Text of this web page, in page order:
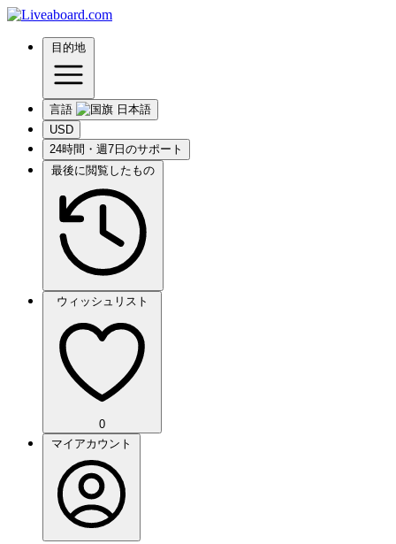
目的地
言語
USD
24時間・週7日のサポート
最後に閲覧したもの
ウィッシュリスト
0
マイアカウント